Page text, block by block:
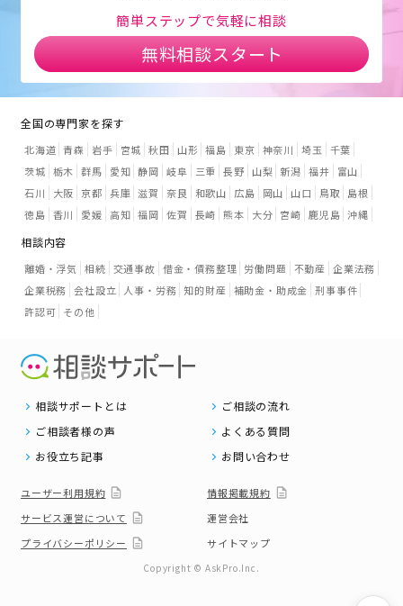
簡単ステップで気軽に相談
無料相談スタート
全国の専門家を探す
北海道 青森 岩手 宮城 秋田 山形 福島 東京 神奈川 埼玉
千葉
茨城 栃木 群馬 愛知 静岡 岐阜 三重 長野 山梨 新潟 福井
富山
石川
大阪 京都 兵庫 滋賀 奈良 和歌山 広島 岡山 山口 鳥取
島根
徳島 香川 愛媛 高知 福岡 佐賀 長崎 熊本 大分 宮崎 鹿児島 沖縄
相談内容
離婚・浮気 相続 交通事故 借金・債務整理 労働問題 不動産 企業法務
企業税務 会社設立 人事・労務 知的財産 補助金・助成金 刑事事件
許認可 その他
相談サポートとは
ご相談の流れ
ご相談者様の声
よくある質問
お役立ち記事
お問い合わせ
ユーザー利用規約
情報掲載規約
サービス運営について
運営会社
プライバシーポリシー
サイトマップ
Copyright © AskPro.Inc.